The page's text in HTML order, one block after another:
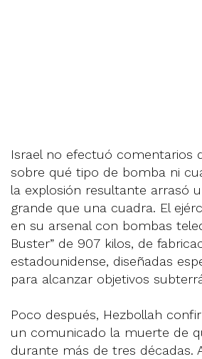
Israel no efectuó comentarios
sobre qué tipo de bomba ni
la explosión resultante arrasó
grande que una cuadra. El
en su arsenal con bombas
Buster” de 907 kilos, de
estadounidense, diseñadas
para alcanzar objetivos
Poco después, Hezbollah
un comunicado la muerte de
durante más de tres décadas.